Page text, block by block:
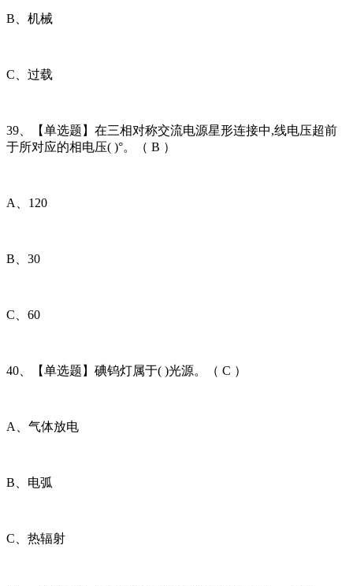
B、机械
C、过载
39、【单选题】在三相对称交流电源星形连接中,线电压超前
于所对应的相电压( )°。（ B ）
A、120
B、30
C、60
40、【单选题】碘钨灯属于( )光源。（ C ）
A、气体放电
B、电弧
C、热辐射